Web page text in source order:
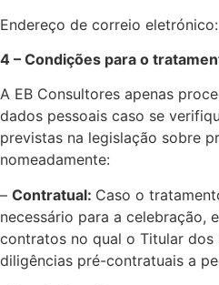
Endereço de correio
4 – Condições para o
A EB Consultores apenas
dados pessoais caso se
previstas na legislação sobre
nomeadamente:
– Contratual: Caso o
necessário para a celebração,
contratos no qual o Titular dos
diligências pré-contratuais a